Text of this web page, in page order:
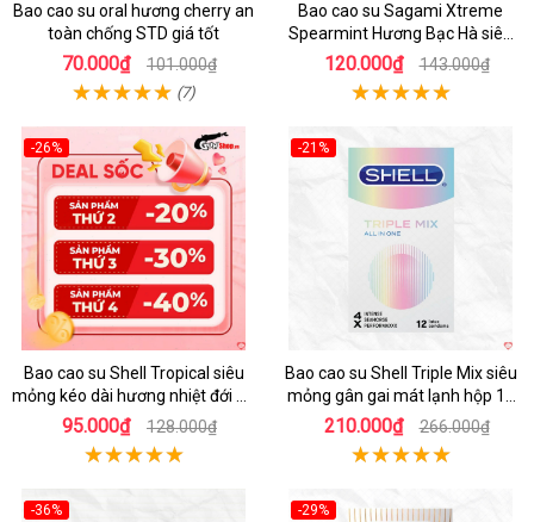
Bao cao su oral hương cherry an
toàn chống STD giá tốt
70.000₫ 101.000₫
(7)
Bao cao su Sagami Xtreme
Spearmint Hương Bạc Hà siêu
mỏng, kéo dài thời gian - Hộp 10
cái
120.000₫ 143.000₫
-26%
Hot
Bao cao su Shell Tropical siêu
mỏng kéo dài hương nhiệt đới an
toàn
95.000₫ 128.000₫
-21%
Bao cao su Shell Triple Mix siêu
mỏng gân gai mát lạnh hộp 12
cái
210.000₫ 266.000₫
-36% -29%